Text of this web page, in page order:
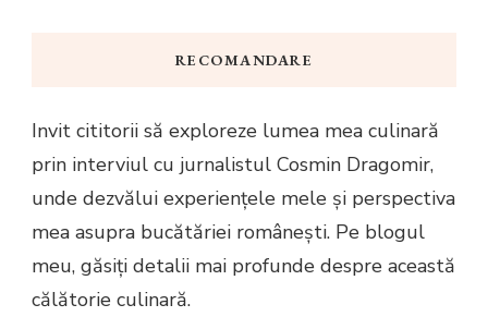
RECOMANDARE
Invit cititorii să exploreze lumea mea culinară
prin interviul cu jurnalistul Cosmin Dragomir,
unde dezvălui experiențele mele și perspectiva
mea asupra bucătăriei românești. Pe blogul
meu, găsiți detalii mai profunde despre această
călătorie culinară.